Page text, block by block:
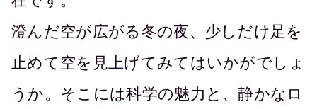
澄んだ空が広がる冬の夜、少しだけ足を
止めて空を見上げてみてはいかがでしょ
うか。そこには科学の魅力と、静かなロ